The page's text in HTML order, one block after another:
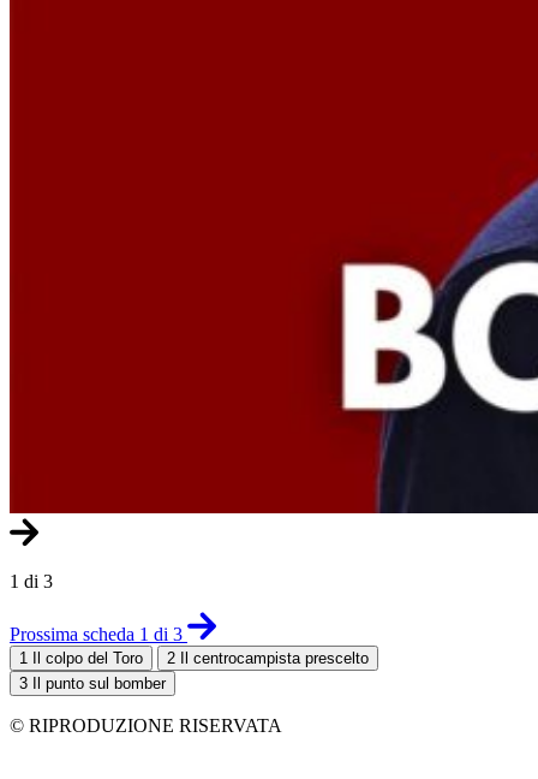
1 di 3
Prossima scheda 1 di 3
1 Il colpo del Toro 2 Il centrocampista prescelto
3 Il punto sul bomber
© RIPRODUZIONE RISERVATA